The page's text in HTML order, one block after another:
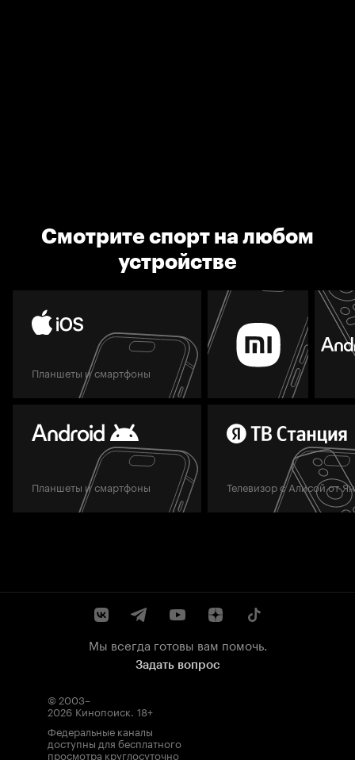
Смотрите спорт на любом
устройстве
Планшеты и смартфоны
Планшеты и смартфоны Телевизор с Алисой от
Мы всегда готовы вам помочь.
Задать вопрос
© 2003–
2026 Кинопоиск. 18+
Федеральные каналы
доступны для бесплатного
просмотра круглосуточно